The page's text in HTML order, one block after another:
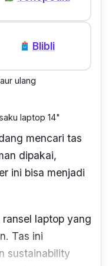
Blibli
ulang
laptop 14"
mencari tas
dipakai,
ini bisa menjadi
laptop yang
Tas ini
sustainability